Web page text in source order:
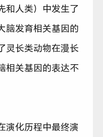
和人类）中发生了
脑发育相关基因的
灵长类动物在漫长
相关基因的表达不
演化历程中最终演